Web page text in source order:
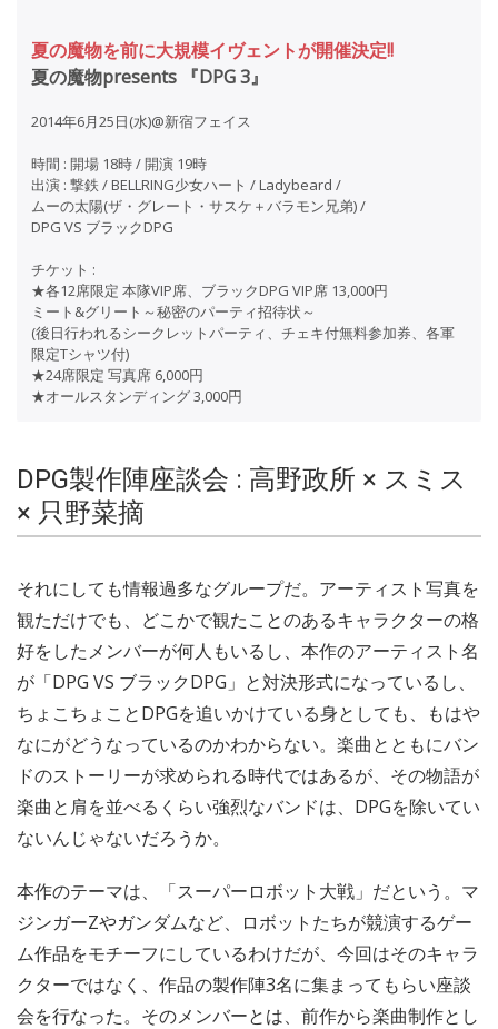
夏の魔物を前に大規模イヴェントが開催決定!!
夏の魔物presents 『DPG 3』
2014年6月25日(水)@新宿フェイス
時間 : 開場 18時 / 開演 19時
出演 : 撃鉄 / BELLRING少女ハート / Ladybeard /
ムーの太陽(ザ・グレート・サスケ＋バラモン兄弟) /
DPG VS ブラックDPG
チケット :
★各12席限定 本隊VIP席、ブラックDPG VIP席 13,000円
ミート&グリート～秘密のパーティ招待状～
(後日行われるシークレットパーティ、チェキ付無料参加券、各軍
限定Tシャツ付)
★24席限定 写真席 6,000円
★オールスタンディング 3,000円
DPG製作陣座談会 : 高野政所 × スミス
× 只野菜摘
それにしても情報過多なグループだ。アーティスト写真を
観ただけでも、どこかで観たことのあるキャラクターの格
好をしたメンバーが何人もいるし、本作のアーティスト名
が「DPG VS ブラックDPG」と対決形式になっているし、
ちょこちょことDPGを追いかけている身としても、もはや
なにがどうなっているのかわからない。楽曲とともにバン
ドのストーリーが求められる時代ではあるが、その物語が
楽曲と肩を並べるくらい強烈なバンドは、DPGを除いてい
ないんじゃないだろうか。
本作のテーマは、「スーパーロボット大戦」だという。マ
ジンガーZやガンダムなど、ロボットたちが競演するゲー
ム作品をモチーフにしているわけだが、今回はそのキャラ
クターではなく、作品の製作陣3名に集まってもらい座談
会を行なった。そのメンバーとは、前作から楽曲制作とし